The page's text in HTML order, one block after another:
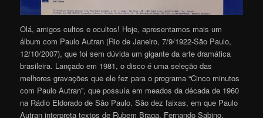
Olá, amigos cultos e ocultos! Hoje, apresentamos mais um
álbum com Paulo Autran (Rio de Janeiro, 7/9/1922-São Paulo,
12/10/2007), que foi sem dúvida um gigante da arte dramática
brasileira. Lançado em 1981, o disco é uma seleção das
melhores gravações que ele fez para o programa “Cinco minutos
com Paulo Autran”, que possuía em meados da década de 1960
na Rádio Eldorado de São Paulo. São dez faixas, em que Paulo
Autran interpreta textos de Rubem Braga, Fernando Sabino,